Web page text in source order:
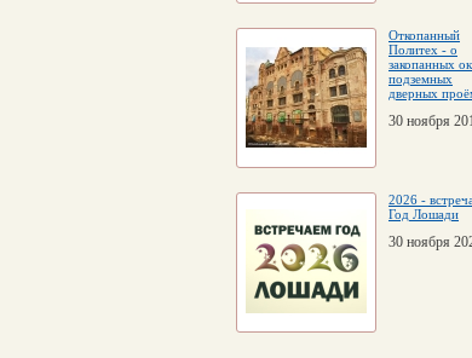
Откопанный
Политех - о
закопанных
подземных
дверных
30 ноября
2026 -
Год Лошади
30 ноября